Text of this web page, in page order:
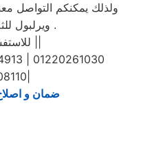
ولذلك يمكنكم التواصل
ويرلبول للثلاجات فى حلوان .
| 01220261030
ضمان و اصلاح